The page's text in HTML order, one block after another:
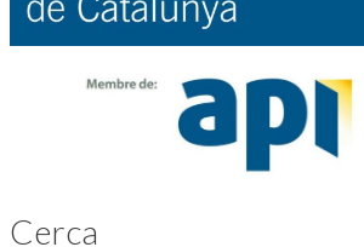
Cerca